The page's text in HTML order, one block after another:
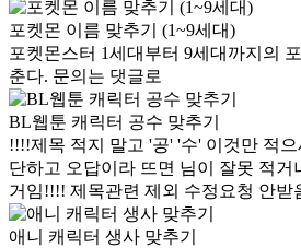
포켓몬 이름 맞추기 (1~9세대)
포켓몬스터 1세대부터 9세대까지의
춘다. 문의는 댓글로
BL웹툰 캐릭터 공수 맞추기
!!!!제목 적지 말고 '공' '수' 이것만 적
단하고 오답이라 뜨면 님이 잘못 적거
거임!!!! 제목관련 제외 수정요청 안받
애니 캐릭터 생사 맞추기